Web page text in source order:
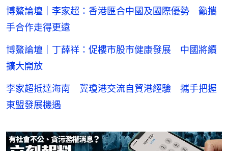
博鰲論壇｜李家超：香港匯合中國及國際優勢 籲攜
手合作走得更遠
博鰲論壇｜丁薛祥：促樓市股市健康發展 中國將續
擴大開放
李家超抵達海南 冀瓊港交流自貿港經驗 攜手把握
東盟發展機遇